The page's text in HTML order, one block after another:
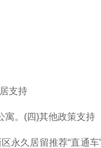
支持
寓。(四)其他政策支持
永久居留推荐“直通车